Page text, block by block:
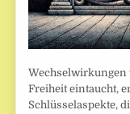
Freiheit eintaucht,
Schlüsselaspekte,